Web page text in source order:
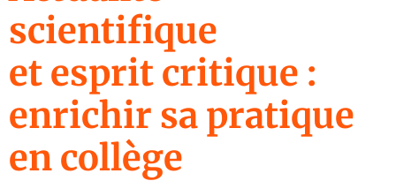
scientifique
et esprit critique :
enrichir sa pratique
en collège